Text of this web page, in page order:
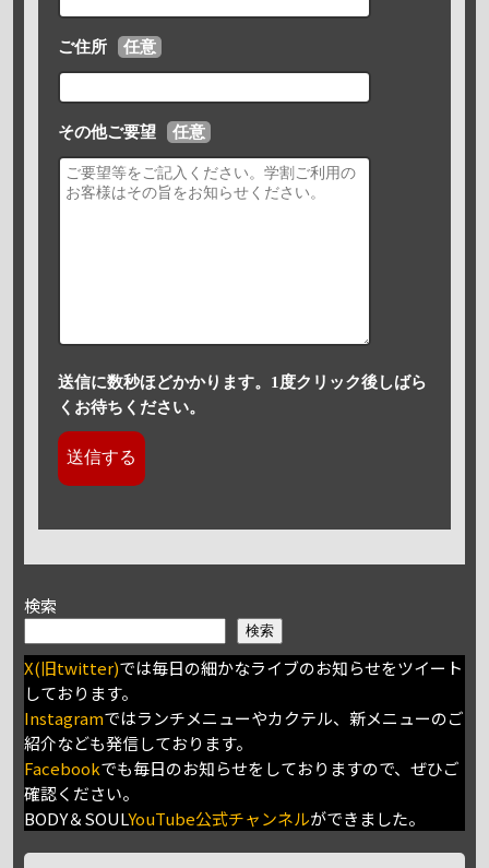
ご住所 任意
その他ご要望 任意
送信に数秒ほどかかります。1度クリック後しばら
くお待ちください。
検索
検索
X(旧twitter)では毎日の細かなライブのお知らせをツイート
しております。
Instagramではランチメニューやカクテル、新メニューのご
紹介なども発信しております。
Facebookでも毎日のお知らせをしておりますので、ぜひご
確認ください。
BODY＆SOULYouTube公式チャンネルができました。